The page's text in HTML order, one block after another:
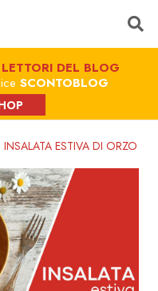
DEL BLOG
SCONTOBLOG
INSALATA ESTIVA DI ORZO